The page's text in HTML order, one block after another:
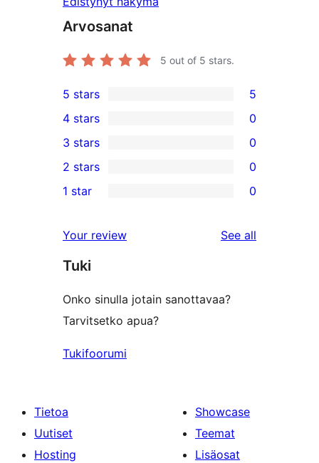
Arvosanat
5 out of 5 stars.
5
5-
star
reviews
5 stars 5
4-
star
reviews
4 stars 0
0
3-
star
3 stars 0
2-
reviews
2 stars 0
star
reviews
1 star 0
Your review See all
Tuki
Onko sinulla jotain sanottavaa?
Tarvitsetko apua?
Tukifoorumi
Tietoa
Uutiset
Hosting
Showcase
Teemat
Lisäosat